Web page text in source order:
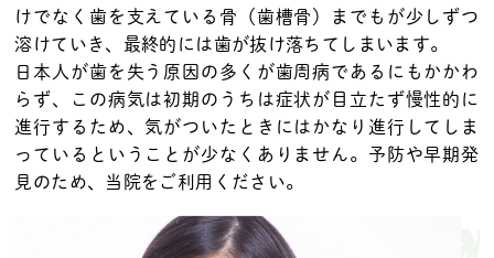
けでなく歯を支えている骨（歯槽骨）までもが少しずつ
溶けていき、最終的には歯が抜け落ちてしまいます。
日本人が歯を失う原因の多くが歯周病であるにもかかわ
らず、この病気は初期のうちは症状が目立たず慢性的に
進行するため、気がついたときにはかなり進行してしま
っているということが少なくありません。予防や早期発
見のため、当院をご利用ください。